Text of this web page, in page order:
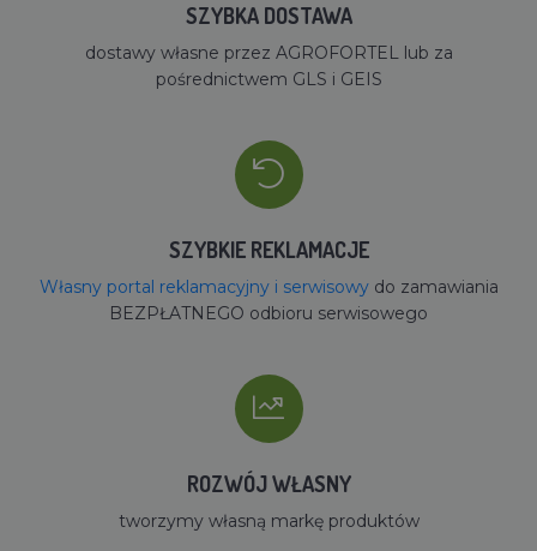
SZYBKA DOSTAWA
dostawy własne przez AGROFORTEL lub za
pośrednictwem GLS i GEIS
SZYBKIE REKLAMACJE
Własny portal reklamacyjny i serwisowydo zamawiania
BEZPŁATNEGO odbioru serwisowego
ROZWÓJ WŁASNY
tworzymy własną markę produktów